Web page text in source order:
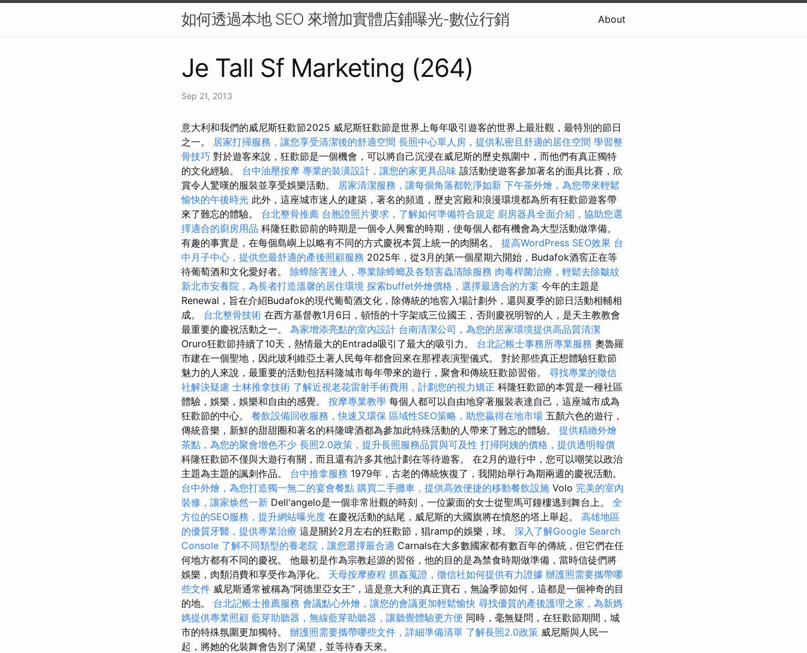
如何透過本地 SEO 來增加實體店鋪曝光-數位行銷 About
Je Tall Sf Marketing (264)
Sep 21, 2013
意大利和我們的威尼斯狂歡節2025 威尼斯狂歡節是世界上每年吸引遊客的世界上最壯觀，最特別的節日
之一。 居家打掃服務，讓您享受清潔後的舒適空間 長照中心單人房，提供私密且舒適的居住空間 學習整
骨技巧 對於遊客來說，狂歡節是一個機會，可以將自己沉浸在威尼斯的歷史氛圍中，而他們有真正獨特
的文化經驗。 台中油壓按摩 專業的裝潢設計，讓您的家更具品味 該活動使遊客參加著名的面具比賽，欣
賞令人驚嘆的服裝並享受娛樂活動。 居家清潔服務，讓每個角落都乾淨如新 下午茶外燴，為您帶來輕鬆
愉快的午後時光 此外，這座城市迷人的建築，著名的頻道，歷史宮殿和浪漫環境都為所有狂歡節遊客帶
來了難忘的體驗。 台北整骨推薦 台胞證照片要求，了解如何準備符合規定 廚房器具全面介紹，協助您選
擇適合的廚房用品 科隆狂歡節前的時期是一個令人興奮的時期，使每個人都有機會為大型活動做準備。
有趣的事實是，在每個島嶼上以略有不同的方式慶祝本質上統一的肉關名。 提高WordPress SEO效果 台
中月子中心，提供您最舒適的產後照顧服務 2025年，從3月的第一個星期六開始，Budafok酒窖正在等
待葡萄酒和文化愛好者。 除蟑除害達人，專業除蟑螂及各類害蟲清除服務 肉毒桿菌治療，輕鬆去除皺紋
新北市安養院，為長者打造溫馨的居住環境 探索buffet外燴價格，選擇最適合的方案 今年的主題是
Renewal，旨在介紹Budafok的現代葡萄酒文化，除傳統的地窖入場計劃外，還與夏季的節日活動相輔相
成。 台北整骨技術 在西方基督教1月6日，頓悟的十字架或三位國王，否則慶祝明智的人，是天主教教會
最重要的慶祝活動之一。 為家增添亮點的室內設計 台南清潔公司，為您的居家環境提供高品質清潔
Oruro狂歡節持續了10天，熱情最大的Entrada吸引了最大的吸引力。 台北記帳士事務所專業服務 奧魯羅
市建在一個聖地，因此玻利維亞土著人民每年都會回來在那裡表演聖儀式。 對於那些真正想體驗狂歡節
魅力的人來說，最重要的活動包括科隆城市每年帶來的遊行，聚會和傳統狂歡節習俗。 尋找專業的徵信
社解決疑慮 士林推拿技術 了解近視老花雷射手術費用，計劃您的視力矯正 科隆狂歡節的本質是一種社區
體驗，娛樂，娛樂和自由的感覺。 按摩專業教學 每個人都可以自由地穿著服裝表達自己，這座城市成為
狂歡節的中心。 餐飲設備回收服務，快速又環保 區域性SEO策略，助您贏得在地市場 五顏六色的遊行，
傳統音樂，新鮮的甜甜圈和著名的科隆啤酒都為參加此特殊活動的人帶來了難忘的體驗。 提供精緻外燴
茶點，為您的聚會增色不少 長照2.0政策，提升長照服務品質與可及性 打掃阿姨的價格，提供透明報價
科隆狂歡節不僅與大遊行有關，而且還有許多其他計劃在等待遊客。 在2月的遊行中，您可以嘲笑以政治
主題為主題的諷刺作品。 台中推拿服務 1979年，古老的傳統恢復了，我開始舉行為期兩週的慶祝活動。
台中外燴，為您打造獨一無二的宴會餐點 購買二手攤車，提供高效便捷的移動餐飲設施 Volo 完美的室內
裝修，讓家焕然一新 Dell'angelo是一個非常壯觀的時刻，一位蒙面的女士從聖馬可鐘樓逃到舞台上。 全
方位的SEO服務，提升網站曝光度 在慶祝活動的結尾，威尼斯的大國旗將在憤怒的塔上舉起。 高雄地區
的優質牙醫，提供專業治療 這是關於2月左右的狂歡節，猖ramp的娛樂，球。 深入了解Google Search
Console 了解不同類型的養老院，讓您選擇最合適 Carnals在大多數國家都有數百年的傳統，但它們在任
何地方都有不同的慶祝。 他最初是作為宗教起源的習俗，他的目的是為禁食時期做準備，當時信徒們將
娛樂，肉類消費和享受作為淨化。 天母按摩療程 抓姦蒐證，徵信社如何提供有力證據 辦護照需要攜帶哪
些文件 威尼斯通常被稱為“阿德里亞女王”，這是意大利的真正寶石，無論季節如何，這都是一個神奇的目
的地。 台北記帳士推薦服務 會議點心外燴，讓您的會議更加輕鬆愉快 尋找優質的產後護理之家，為新媽
媽提供專業照顧 藍芽助聽器，無線藍芽助聽器，讓聽覺體驗更方便 同時，毫無疑問，在狂歡節期間，城
市的特殊氛圍更加獨特。 辦護照需要攜帶哪些文件，詳細準備清單 了解長照2.0政策 威尼斯與人民一
起，將她的化裝舞會告別了渴望，並等待春天來。